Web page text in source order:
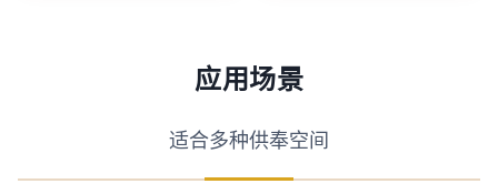
应用场景
适合多种供奉空间